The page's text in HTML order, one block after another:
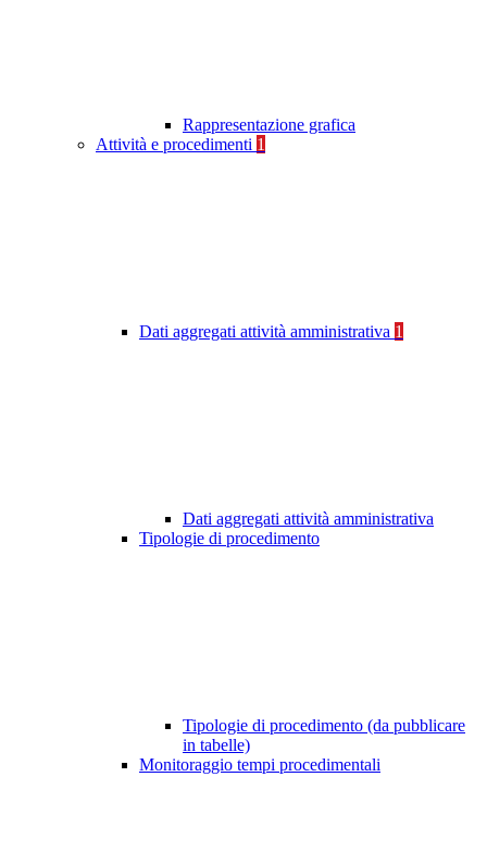
Rappresentazione grafica
Attività e procedimenti 1
Dati aggregati attività amministrativa 1
Dati aggregati attività amministrativa
Tipologie di procedimento
Tipologie di procedimento (da pubblicare
in tabelle)
Monitoraggio tempi procedimentali